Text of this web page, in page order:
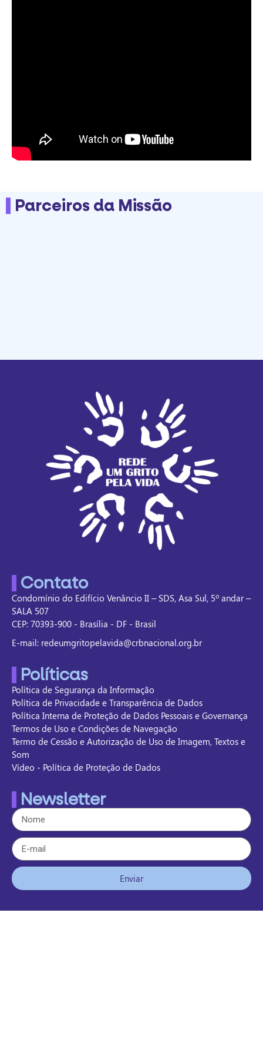
Parceiros da Missão
Contato
Condomínio do Edifício Venâncio II – SDS, Asa Sul, 5º andar –
SALA 507
CEP: 70393-900 - Brasília - DF - Brasil
E-mail: redeumgritopelavida@crbnacional.org.br
Políticas
Política de Segurança da Informação
Política de Privacidade e Transparência de Dados
Política Interna de Proteção de Dados Pessoais e Governança
Termos de Uso e Condições de Navegação
Termo de Cessão e Autorização de Uso de Imagem, Textos e
Som
Vídeo - Política de Proteção de Dados
Newsletter
Enviar